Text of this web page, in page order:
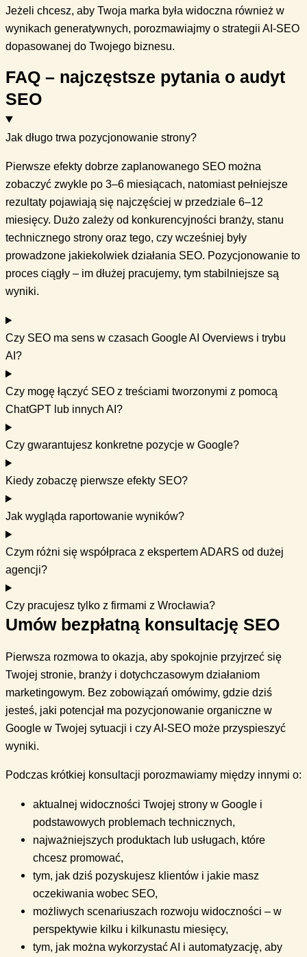
Jeżeli chcesz, aby Twoja marka była widoczna również w
wynikach generatywnych, porozmawiajmy o strategii AI-SEO
dopasowanej do Twojego biznesu.
FAQ – najczęstsze pytania o audyt
SEO
Jak długo trwa pozycjonowanie strony?
Pierwsze efekty dobrze zaplanowanego SEO można
zobaczyć zwykle po 3–6 miesiącach, natomiast pełniejsze
rezultaty pojawiają się najczęściej w przedziale 6–12
miesięcy. Dużo zależy od konkurencyjności branży, stanu
technicznego strony oraz tego, czy wcześniej były
prowadzone jakiekolwiek działania SEO. Pozycjonowanie to
proces ciągły – im dłużej pracujemy, tym stabilniejsze są
wyniki.
Czy SEO ma sens w czasach Google AI Overviews i trybu
AI?
Czy mogę łączyć SEO z treściami tworzonymi z pomocą
ChatGPT lub innych AI?
Czy gwarantujesz konkretne pozycje w Google?
Kiedy zobaczę pierwsze efekty SEO?
Jak wygląda raportowanie wyników?
Czym różni się współpraca z ekspertem ADARS od dużej
agencji?
Czy pracujesz tylko z firmami z Wrocławia?
Umów bezpłatną konsultację SEO
Pierwsza rozmowa to okazja, aby spokojnie przyjrzeć się
Twojej stronie, branży i dotychczasowym działaniom
marketingowym. Bez zobowiązań omówimy, gdzie dziś
jesteś, jaki potencjał ma pozycjonowanie organiczne w
Google w Twojej sytuacji i czy AI-SEO może przyspieszyć
wyniki.
Podczas krótkiej konsultacji porozmawiamy między innymi o:
aktualnej widoczności Twojej strony w Google i
podstawowych problemach technicznych,
najważniejszych produktach lub usługach, które
chcesz promować,
tym, jak dziś pozyskujesz klientów i jakie masz
oczekiwania wobec SEO,
możliwych scenariuszach rozwoju widoczności – w
perspektywie kilku i kilkunastu miesięcy,
tym, jak można wykorzystać AI i automatyzację, aby